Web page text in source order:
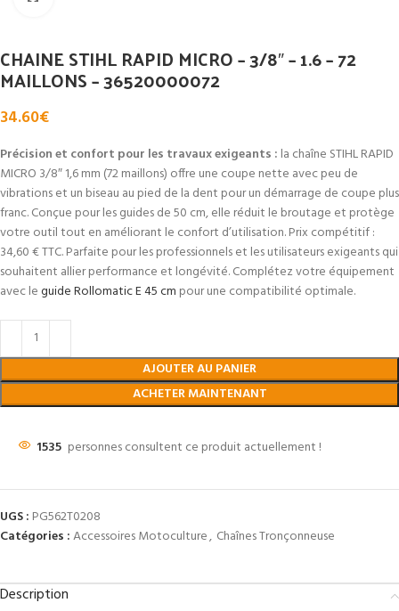
CHAINE STIHL RAPID MICRO – 3/8″ – 1.6 – 72
MAILLONS – 36520000072
34.60€
Précision et confort pour les travaux exigeants : la chaîne STIHL RAPID
MICRO 3/8″ 1,6 mm (72 maillons) offre une coupe nette avec peu de
vibrations et un biseau au pied de la dent pour un démarrage de coupe plus
franc. Conçue pour les guides de 50 cm, elle réduit le broutage et protège
votre outil tout en améliorant le confort d’utilisation. Prix compétitif :
34,60 € TTC. Parfaite pour les professionnels et les utilisateurs exigeants qui
souhaitent allier performance et longévité. Complétez votre équipement
avec leguide Rollomatic E 45 cm pour une compatibilité optimale.
AJOUTER AU PANIER
ACHETER MAINTENANT
1535 personnes consultent ce produit actuellement !
UGS : PG562T0208
Catégories :Accessoires Motoculture, Chaînes Tronçonneuse
Description